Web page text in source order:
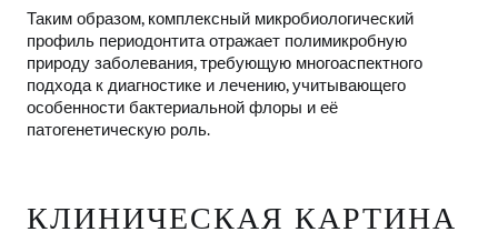
Таким образом, комплексный микробиологический
профиль периодонтита отражает полимикробную
природу заболевания, требующую многоаспектного
подхода к диагностике и лечению, учитывающего
особенности бактериальной флоры и её
патогенетическую роль.
КЛИНИЧЕСКАЯ КАРТИНА